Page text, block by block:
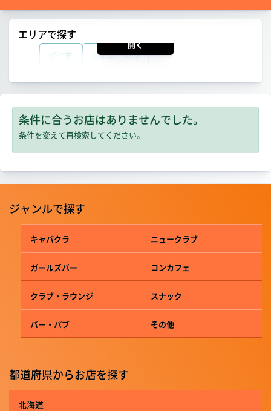
エリアで探す
松江市 島根県その他
開く
条件に合うお店はありませんでした。
条件を変えて再検索してください。
ジャンルで探す
キャバクラ ニュークラブ
ガールズバー コンカフェ
クラブ・ラウンジ スナック
バー・パブ その他
都道府県からお店を探す
北海道